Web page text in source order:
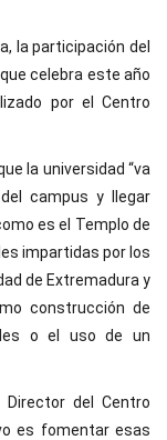
la participación del
celebra este año
por el Centro
la universidad “va
campus y llegar
es el Templo de
impartidas por los
de Extremadura y
construcción de
o el uso de un
Director del Centro
es fomentar esas